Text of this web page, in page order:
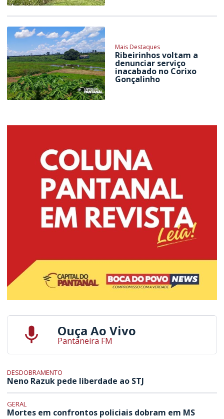
Mais Destaques
Ribeirinhos voltam a
denunciar serviço
inacabado no Corixo
Gonçalinho
Ouça Ao Vivo
Pantaneira FM
DESDOBRAMENTO
Neno Razuk pede liberdade ao STJ
GERAL
Mortes em confrontos policiais dobram em MS